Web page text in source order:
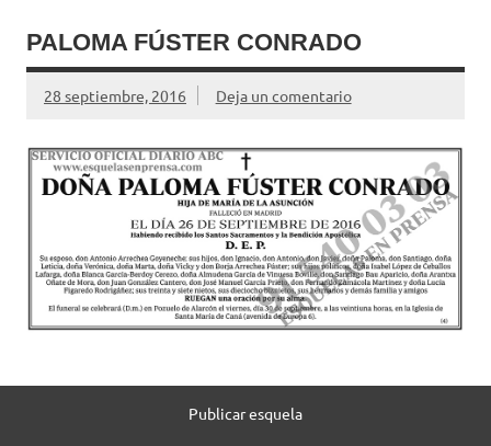
PALOMA FÚSTER CONRADO
28 septiembre, 2016 Deja un comentario
Publicar esquela